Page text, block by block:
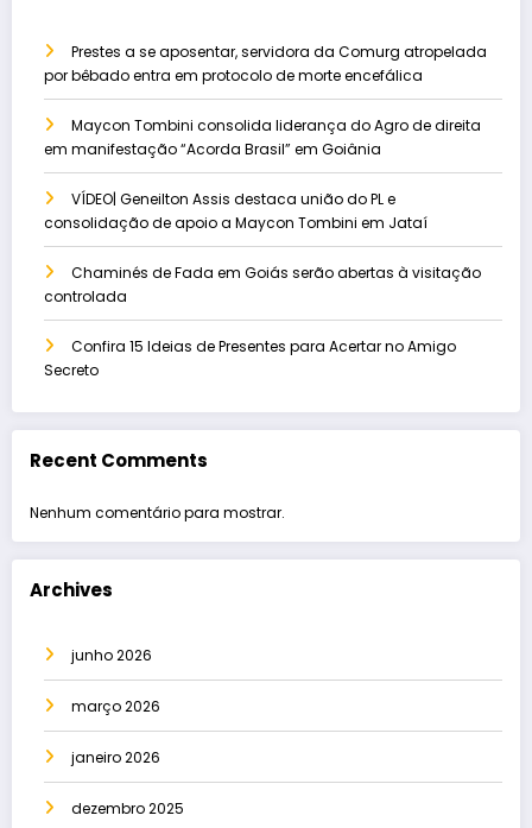
Prestes a se aposentar, servidora da Comurg atropelada
por bêbado entra em protocolo de morte encefálica
Maycon Tombini consolida liderança do Agro de direita
em manifestação “Acorda Brasil” em Goiânia
VÍDEO| Geneilton Assis destaca união do PL e
consolidação de apoio a Maycon Tombini em Jataí
Chaminés de Fada em Goiás serão abertas à visitação
controlada
Confira 15 Ideias de Presentes para Acertar no Amigo
Secreto
Recent Comments
Nenhum comentário para mostrar.
Archives
junho 2026
março 2026
janeiro 2026
dezembro 2025